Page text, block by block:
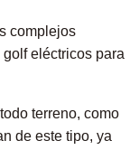
complejos
eléctricos para
terreno, como
de este tipo, ya